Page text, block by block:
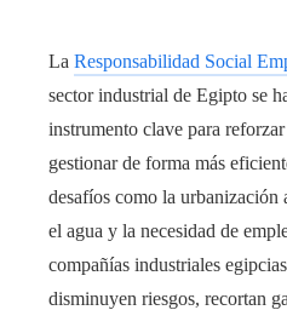
La Responsabilidad Social
sector industrial de Egipto se
instrumento clave para
gestionar de forma más
desafíos como la urbanización
el agua y la necesidad de
compañías industriales
disminuyen riesgos, recortan